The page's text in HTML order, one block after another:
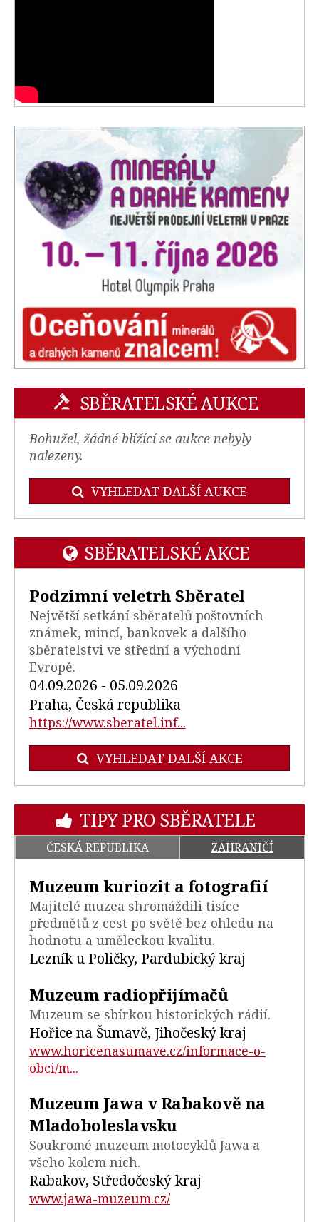
SBĚRATELSKÉ AUKCE
Bohužel, žádné blížící se aukce nebyly
nalezeny.
VYHLEDAT DALŠÍ AUKCE
SBĚRATELSKÉ AKCE
Podzimní veletrh Sběratel
Největší setkání sběratelů poštovních
známek, mincí, bankovek a dalšího
sběratelstvi ve střední a východní
Evropě.
04.09.2026 - 05.09.2026
Praha, Česká republika
https://www.sberatel.inf...
VYHLEDAT DALŠÍ AKCE
TIPY PRO SBĚRATELE
ČESKÁ REPUBLIKA ZAHRANIČÍ
Muzeum kuriozit a fotografií
Majitelé muzea shromáždili tisíce
předmětů z cest po světě bez ohledu na
hodnotu a uměleckou kvalitu.
Lezník u Poličky, Pardubický kraj
Muzeum radiopřijímačů
Muzeum se sbírkou historických rádií.
Hořice na Šumavě, Jihočeský kraj
www.horicenasumave.cz/informace-o-
obci/m...
Muzeum Jawa v Rabakově na
Mladoboleslavsku
Soukromé muzeum motocyklů Jawa a
všeho kolem nich.
Rabakov, Středočeský kraj
www.jawa-muzeum.cz/